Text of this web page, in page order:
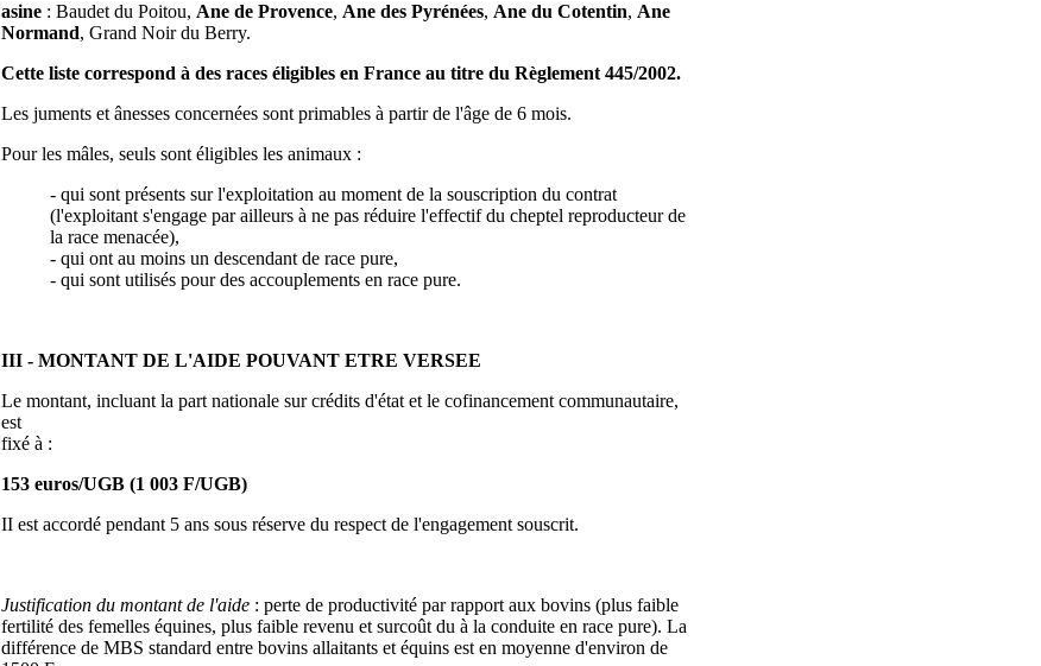
asine : Baudet du Poitou, Ane de Provence, Ane des Pyrénées, Ane du Cotentin, Ane
Normand, Grand Noir du Berry.
Cette liste correspond à des races éligibles en France au titre du Règlement 445/2002.
Les juments et ânesses concernées sont primables à partir de l'âge de 6 mois.
Pour les mâles, seuls sont éligibles les animaux :
- qui sont présents sur l'exploitation au moment de la souscription du contrat
(l'exploitant s'engage par ailleurs à ne pas réduire l'effectif du cheptel reproducteur de
la race menacée),
- qui ont au moins un descendant de race pure,
- qui sont utilisés pour des accouplements en race pure.
III - MONTANT DE L'AIDE POUVANT ETRE VERSEE
Le montant, incluant la part nationale sur crédits d'état et le cofinancement communautaire,
est
fixé à :
153 euros/UGB (1 003 F/UGB)
II est accordé pendant 5 ans sous réserve du respect de l'engagement souscrit.
Justification du montant de l'aide : perte de productivité par rapport aux bovins (plus faible
fertilité des femelles équines, plus faible revenu et surcoût du à la conduite en race pure). La
différence de MBS standard entre bovins allaitants et équins est en moyenne d'environ de